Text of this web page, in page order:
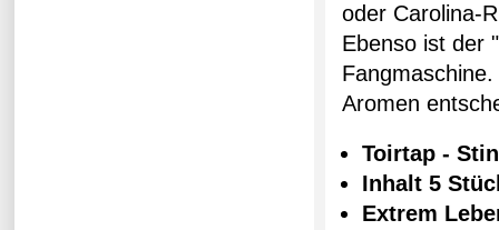
oder Carolina-
Ebenso ist der
Aromen
Toirtap -
Inhalt 5
Extrem